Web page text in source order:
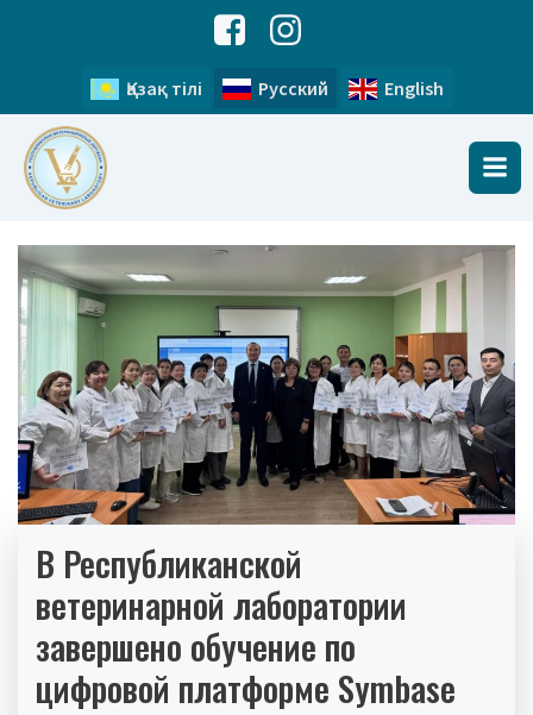
Қазақ тілі Русский English
В Республиканской
ветеринарной лаборатории
завершено обучение по
цифровой платформе Symbase